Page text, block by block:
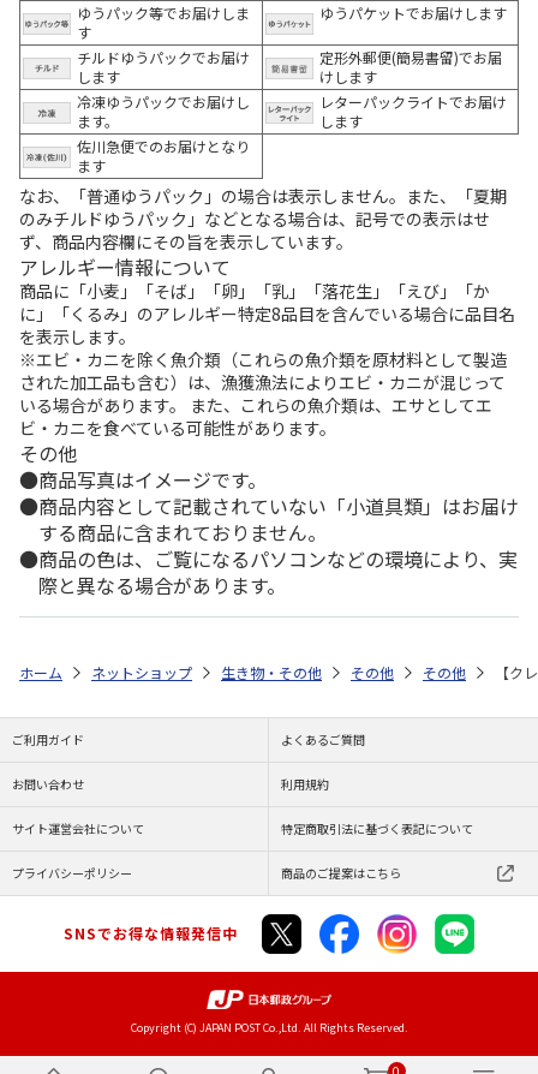
ゆうパック等でお届けしま
す
ゆうパケットでお届けします
チルドゆうパックでお届け
します
定形外郵便(簡易書留)でお届
けします
冷凍ゆうパックでお届けし
ます。
レターパックライトでお届け
します
佐川急便でのお届けとなり
ます
なお、「普通ゆうパック」の場合は表示しません。また、「夏期
のみチルドゆうパック」などとなる場合は、記号での表示はせ
ず、商品内容欄にその旨を表示しています。
アレルギー情報について
商品に「小麦」「そば」「卵」「乳」「落花生」「えび」「か
に」「くるみ」のアレルギー特定8品目を含んでいる場合に品目名
を表示します。
※エビ・カニを除く魚介類（これらの魚介類を原材料として製造
された加工品も含む）は、漁獲漁法によりエビ・カニが混じって
いる場合があります。 また、これらの魚介類は、エサとしてエ
ビ・カニを食べている可能性があります。
その他
商品写真はイメージです。
商品内容として記載されていない「小道具類」はお届け
する商品に含まれておりません。
商品の色は、ご覧になるパソコンなどの環境により、実
際と異なる場合があります。
ホーム ネットショップ 生き物・その他 その他 その他 【ク
ご利用ガイド よくあるご質問
お問い合わせ 利用規約
サイト運営会社について 特定商取引法に基づく表記について
プライバシーポリシー 商品のご提案はこちら
SNSでお得な情報発信中
Copyright (C) JAPAN POST Co.,Ltd. All Rights Reserved.